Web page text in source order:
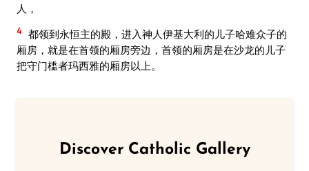
人，
4 都领到永恒主的殿，进入神人伊基大利的儿子哈难众子的
厢房，就是在首领的厢房旁边，首领的厢房是在沙龙的儿子
把守门槛者玛西雅的厢房以上。
Discover Catholic Gallery